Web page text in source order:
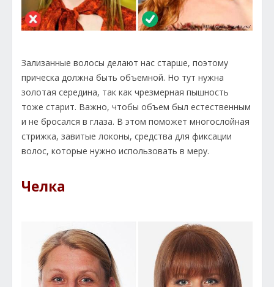
Зализанные волосы делают нас старше, поэтому
прическа должна быть объемной. Но тут нужна
золотая середина, так как чрезмерная пышность
тоже старит. Важно, чтобы объем был естественным
и не бросался в глаза. В этом поможет многослойная
стрижка, завитые локоны, средства для фиксации
волос, которые нужно использовать в меру.
Челка